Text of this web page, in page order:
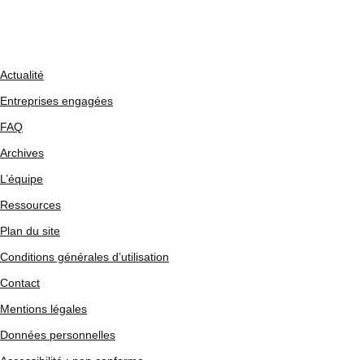
Actualité
Entreprises engagées
FAQ
Archives
L’équipe
Ressources
Plan du site
Conditions générales d’utilisation
Contact
Mentions légales
Données personnelles